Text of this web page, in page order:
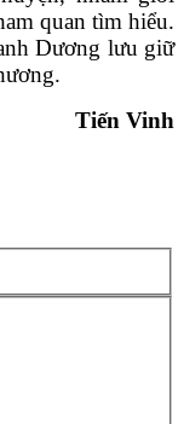
quan tìm hiểu.
Dương lưu giữ
Tiến Vinh